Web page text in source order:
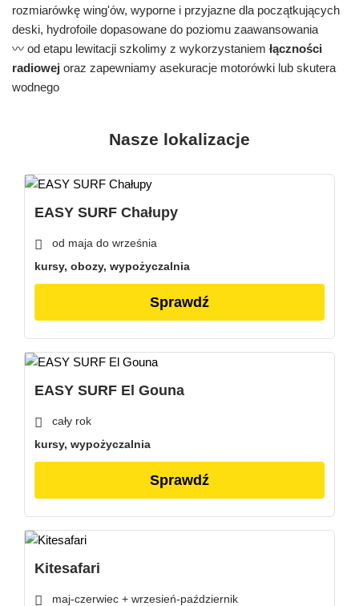
rozmiarówkę wing'ów, wyporne i przyjazne dla początkujących
deski, hydrofoile dopasowane do poziomu zaawansowania
〰️ od etapu lewitacji szkolimy z wykorzystaniem łączności
radiowej oraz zapewniamy asekuracje motorówki lub skutera
wodnego
Nasze lokalizacje
EASY SURF Chałupy
od maja do września
kursy, obozy, wypożyczalnia
Sprawdź
EASY SURF El Gouna
cały rok
kursy, wypożyczalnia
Sprawdź
Kitesafari
maj-czerwiec + wrzesień-październik